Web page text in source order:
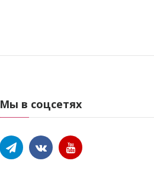
Мы в соцсетях